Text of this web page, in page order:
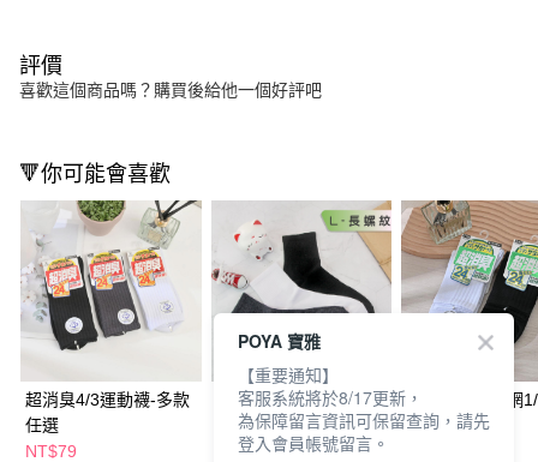
評價
喜歡這個商品嗎？購買後給他一個好評吧
🔻你可能會喜歡
超消臭4/3運動襪-多款
任選
NT$79
超消臭薄款1/2襪-多款
任選
NT$49
超消臭全導氣網
L-多款任選
POYA 寶雅
【重要通知】
客服系統將於8/17更新，
為保障留言資訊可保留查詢，請先
登入會員帳號留言。